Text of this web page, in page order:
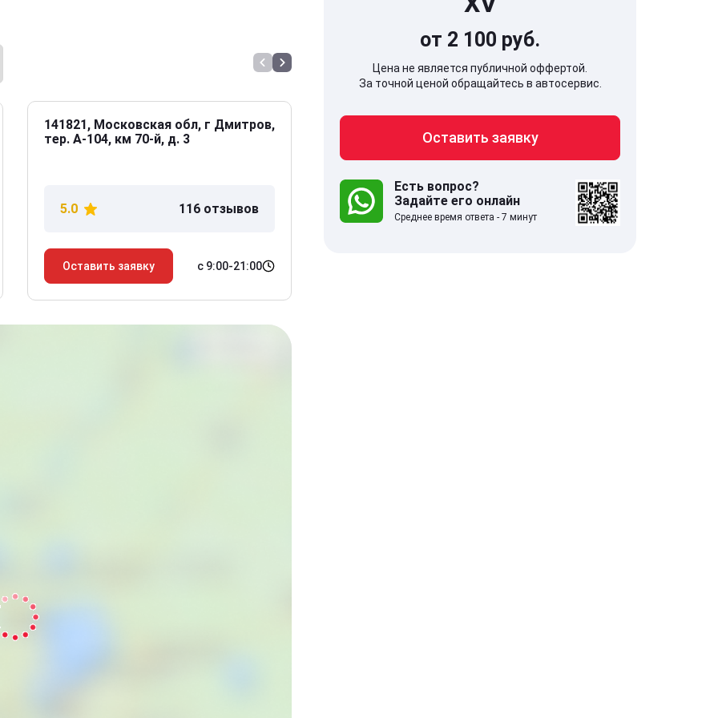
141821, Московская обл, г Дмитров,
тер. А-104, км 70-й, д. 3
5.0 116 отзывов
Оставить заявку с 9:00-21:00
141707, Московская обл,
Долгопрудный г, Береговой проезд,
дом 5
5.0 332 отзыва
от 2 100 руб.
Цена не является публичной оффертой.
За точной ценой обращайтесь в автосервис.
Оставить заявку
Есть вопрос?
Задайте его онлайн
Среднее время ответа - 7 минут